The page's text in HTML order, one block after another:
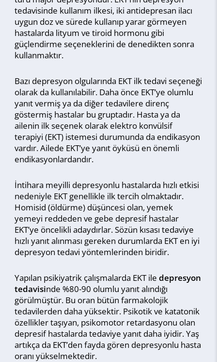
tedavisinde kullanım ilkesi, iki antidepresan ilacı
uygun doz ve sürede kullanıp yarar görmeyen
hastalarda lityum ve tiroid hormonu gibi
güçlendirme seçeneklerini de denedikten sonra
kullanmaktır.
Bazı depresyon olgularında EKT ilk tedavi seçeneği
olarak da kullanılabilir. Daha önce EKT’ye olumlu
yanıt vermiş ya da diğer tedavilere direnç
göstermiş hastalar bu gruptadır. Hasta ya da
ailenin ilk seçenek olarak elektro konvülsif
terapiyi (EKT) istemesi durumunda da endikasyon
vardır. Ailede EKT’ye yanıt öyküsü en önemli
endikasyonlardandır.
İntihara meyilli depresyonlu hastalarda hızlı etkisi
nedeniyle EKT genellikle ilk tercih olmaktadır.
Homisid (öldürme) düşüncesi olan, yemek
yemeyi reddeden ve gebe depresif hastalar
EKT’ye öncelikli adaydırlar. Sözün kısası tedaviye
hızlı yanıt alınması gereken durumlarda EKT en iyi
depresyon tedavi yöntemlerinden biridir.
Yapılan psikiyatrik çalışmalarda EKT ile depresyon
tedavisinde %80-90 olumlu yanıt alındığı
görülmüştür. Bu oran bütün farmakolojik
tedavilerden daha yüksektir. Psikotik ve katatonik
özellikler taşıyan, psikomotor retardasyonu olan
depresif hastalarda tedaviye yanıt daha iyidir. Yaş
artıkça da EKT’den fayda gören depresyonlu hasta
oranı yükselmektedir.